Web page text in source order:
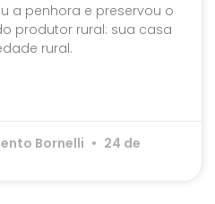
a penhora e preservou o
produtor rural: sua casa
rural.
Bornelli
24 de